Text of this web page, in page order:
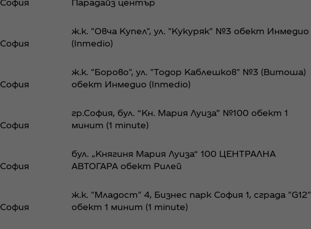
София
Парадайз център
София
ж.к. "Овча Купел", ул. "Кукуряк" №3 обект Инмедио
(Inmedio)
София
ж.к. "Борово", ул. "Тодор Каблешков" №3 (Витоша)
обект Инмедио (Inmedio)
София
гр.София, бул. “Кн. Мария Луиза” №100 обект 1
минит (1 minute)
София
бул. „Княгиня Мария Луиза“ 100 ЦЕНТРАЛНА
АВТОГАРА обект Рилей
София
ж.к. "Младост" 4, Бизнес парк София 1, сграда "G12"
обект 1 минит (1 minute)